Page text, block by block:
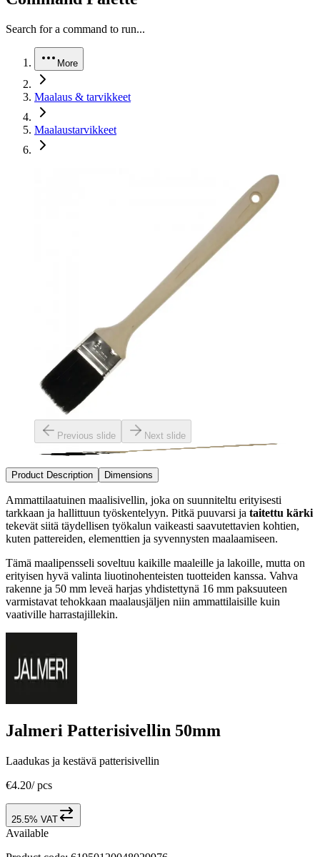
Search for a command to run...
More
Maalaus & tarvikkeet
Maalaustarvikkeet
Previous slide Next slide
Product Description Dimensions
Ammattilaatuinen maalisivellin, joka on suunniteltu erityisesti
tarkkaan ja hallittuun työskentelyyn. Pitkä puuvarsi ja taitettu kärki
tekevät siitä täydellisen työkalun vaikeasti saavutettavien kohtien,
kuten pattereiden, elementtien ja syvennysten maalaamiseen.
Tämä maalipensseli soveltuu kaikille maaleille ja lakoille, mutta on
erityisen hyvä valinta liuotinohenteisten tuotteiden kanssa. Vahva
rakenne ja 50 mm leveä harjas yhdistettynä 16 mm paksuuteen
varmistavat tehokkaan maalausjäljen niin ammattilaisille kuin
vaativille harrastajillekin.
Jalmeri Patterisivellin 50mm
Laadukas ja kestävä patterisivellin
€4.20/ pcs
25.5% VAT
Available